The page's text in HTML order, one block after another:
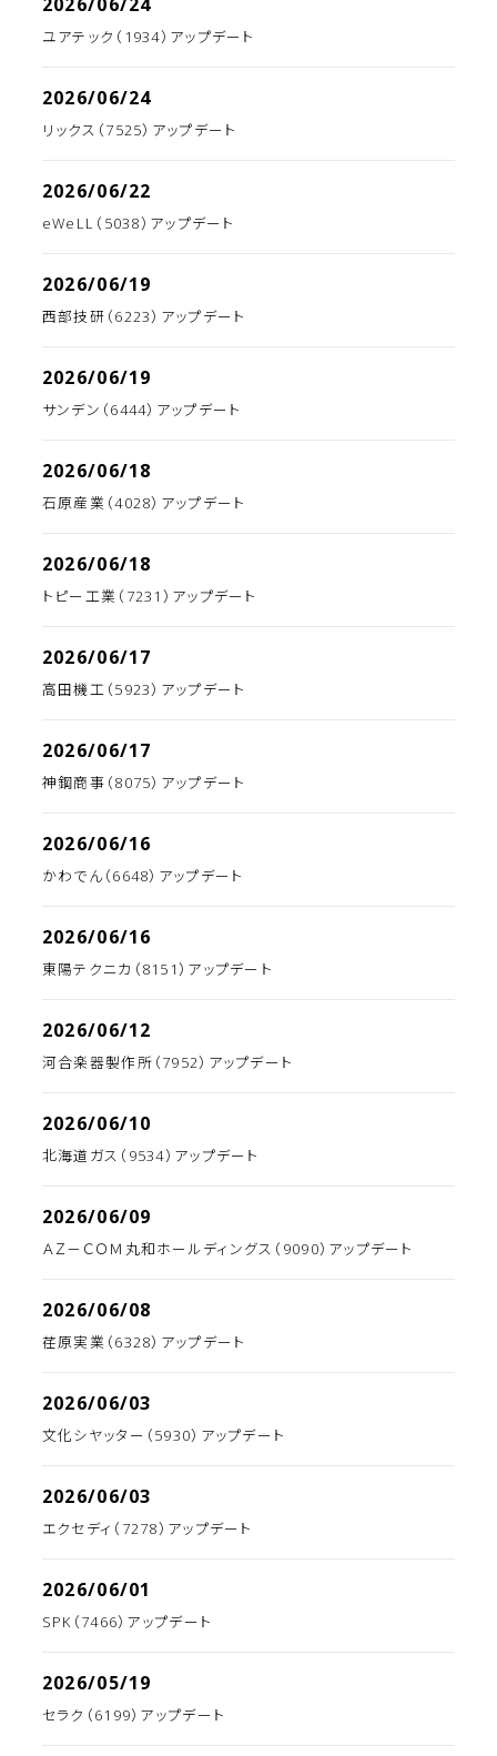
ユアテック（1934）アップデート
2026/06/24
リックス（7525）アップデート
2026/06/22
eWeLL（5038）アップデート
2026/06/19
西部技研（6223）アップデート
2026/06/19
サンデン（6444）アップデート
2026/06/18
石原産業（4028）アップデート
2026/06/18
トピー工業（7231）アップデート
2026/06/17
高田機工（5923）アップデート
2026/06/17
神鋼商事（8075）アップデート
2026/06/16
かわでん（6648）アップデート
2026/06/16
東陽テクニカ（8151）アップデート
2026/06/12
河合楽器製作所（7952）アップデート
2026/06/10
北海道ガス（9534）アップデート
2026/06/09
ＡＺ－ＣＯＭ丸和ホールディングス（9090）アップデート
2026/06/08
荏原実業（6328）アップデート
2026/06/03
文化シヤッター（5930）アップデート
2026/06/03
エクセディ（7278）アップデート
2026/06/01
SPK（7466）アップデート
2026/05/19
セラク（6199）アップデート